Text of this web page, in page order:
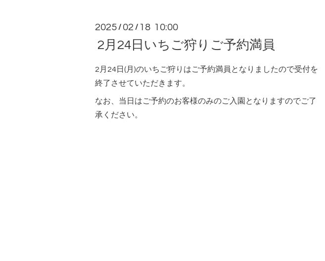
2025 / 02 / 18 10:00
2月24日いちご狩りご予約満員
2月24日(月)のいちご狩りはご予約満員となりましたので受付を
終了させていただきます。
なお、当日はご予約のお客様のみのご入園となりますのでご了
承ください。